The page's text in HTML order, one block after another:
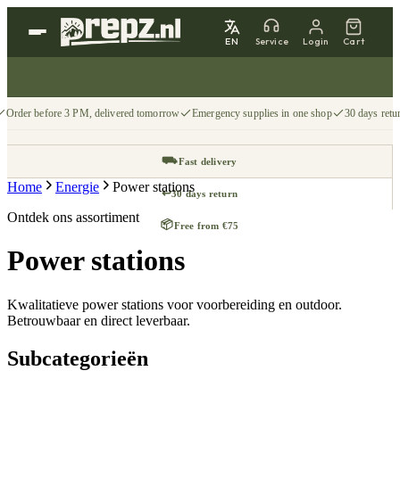
EN Service Login Cart
Order before 3 PM, delivered tomorrow Emergency supplies in one shop 30 days
⛟Fast delivery
↩30 days return
📦Free from €75
Home Energie
Power stations
Ontdek ons assortiment
Power stations
Kwalitatieve power stations voor voorbereiding en outdoor.
Betrouwbaar en direct leverbaar.
Subcategorieën